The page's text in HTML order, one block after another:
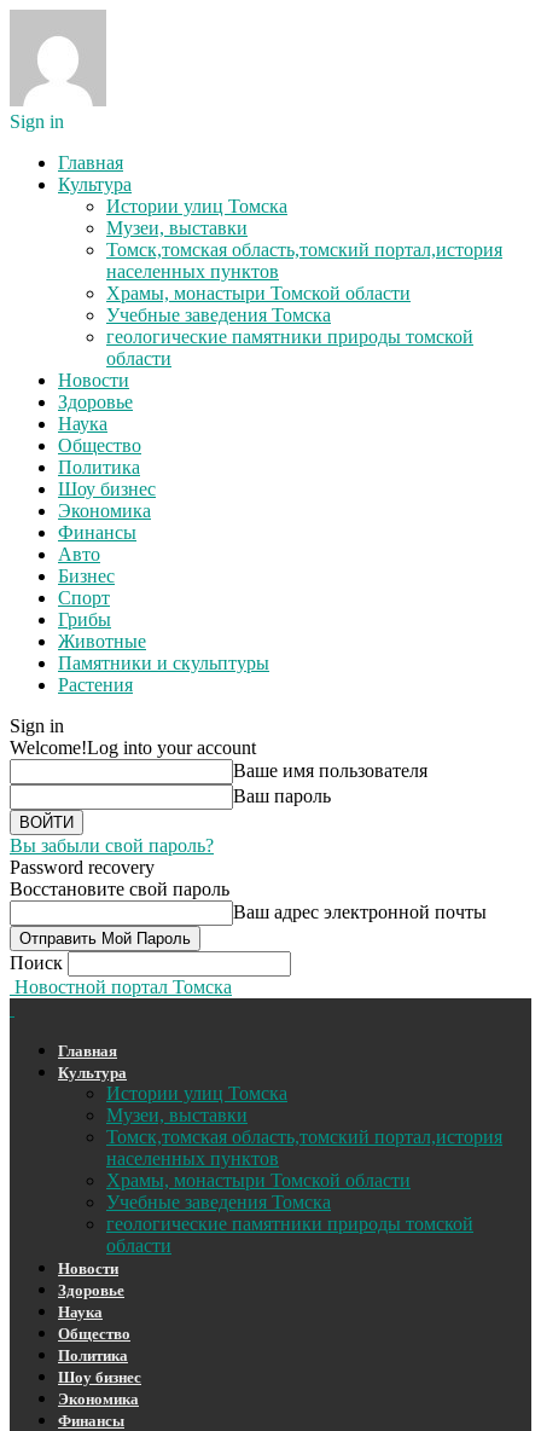
Sign in
Главная
Культура
Истории улиц Томска
Музеи, выставки
Томск,томская область,томский портал,история
населенных пунктов
Храмы, монастыри Томской области
Учебные заведения Томска
геологические памятники природы томской
области
Новости
Здоровье
Наука
Общество
Политика
Шоу бизнес
Экономика
Финансы
Авто
Бизнес
Спорт
Грибы
Животные
Памятники и скульптуры
Растения
Sign in
Welcome!Log into your account
Ваше имя пользователя
Ваш пароль
Вы забыли свой пароль?
Password recovery
Восстановите свой пароль
Ваш адрес электронной почты
Поиск
Новостной портал Томска
Главная
Культура
Истории улиц Томска
Музеи, выставки
Томск,томская область,томский портал,история
населенных пунктов
Храмы, монастыри Томской области
Учебные заведения Томска
геологические памятники природы томской
области
Новости
Здоровье
Наука
Общество
Политика
Шоу бизнес
Экономика
Финансы